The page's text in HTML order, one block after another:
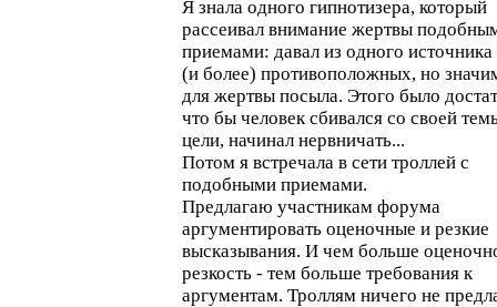
Я знала одного гипнотизера, который
рассеивал внимание жертвы
приемами: давал из одного источника
(и более) противоположных, но
для жертвы посыла. Этого было
что бы человек сбивался со своей
цели, начинал нервничать...
Потом я встречала в сети троллей с
подобными приемами.
Предлагаю участникам форума
аргументировать оценочные и резкие
высказывания. И чем больше
резкость - тем больше требования к
аргументам. Троллям ничего не